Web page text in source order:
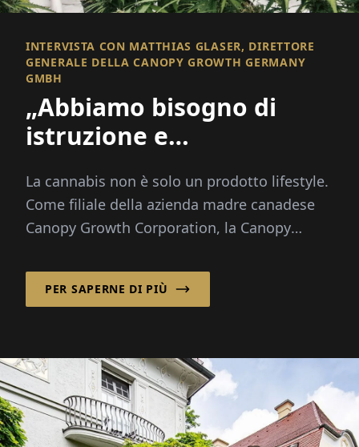
INTERVISTA CON MATTHIAS GLASER, DIRETTORE
GENERALE DELLA CANOPY GROWTH GERMANY
GMBH
„Abbiamo bisogno di
istruzione e
La cannabis non è solo un prodotto lifestyle.
Come filiale della azienda madre canadese
Canopy Growth Corporation, la Canopy
cannabis medica...
PER SAPERNE DI PIÙ